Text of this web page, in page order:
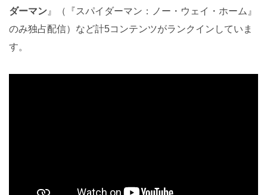
ダーマン 』（『スパイダーマン：ノー・ウェイ・ホーム』
のみ独占配信）など計5コンテンツがランクインしていま
す。